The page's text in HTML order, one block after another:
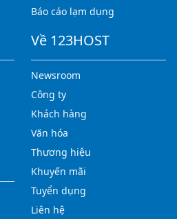
Báo cáo lạm dụng
Về 123HOST
Newsroom
Công ty
Khách hàng
Văn hóa
Thương hiệu
Khuyến mãi
Tuyển dụng
Liên hệ